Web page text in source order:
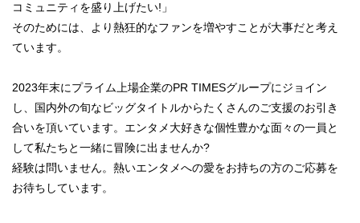
コミュニティを盛り上げたい!」
そのためには、より熱狂的なファンを増やすことが大事だと考え
ています。
2023年末にプライム上場企業のPR TIMESグループにジョイン
し、国内外の旬なビッグタイトルからたくさんのご支援のお引き
合いを頂いています。エンタメ大好きな個性豊かな面々の一員と
して私たちと一緒に冒険に出ませんか?
経験は問いません。熱いエンタメへの愛をお持ちの方のご応募を
お待ちしています。